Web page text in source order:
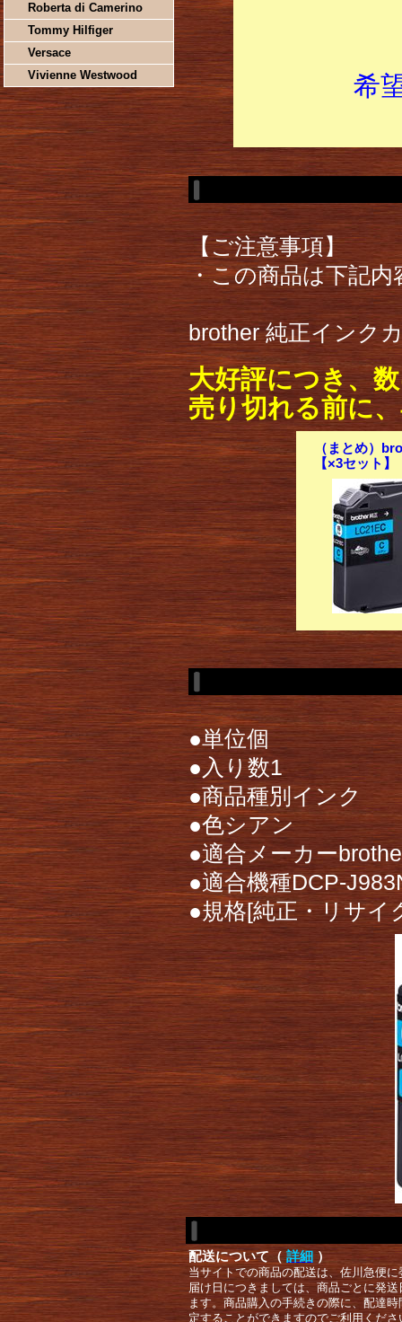
Roberta di Camerino
Tommy Hilfiger
Versace
Vivienne Westwood
希
【ご注意事項】
・この商品は下記
brother 純正インク
大好評につき、
売り切れる前に
（まとめ）
【×3セット】
●単位個
●入り数1
●商品種別インク
●色シアン
●適合メーカー
●適合機種DCP-
●規格[純正・リサイ
配送について（ 詳細 ）
当サイトでの商品の配送は、佐川急便
届け日につきましては、商品ごとに発
ます。商品購入の手続きの際に、配達
定することができますのでご利用くださ